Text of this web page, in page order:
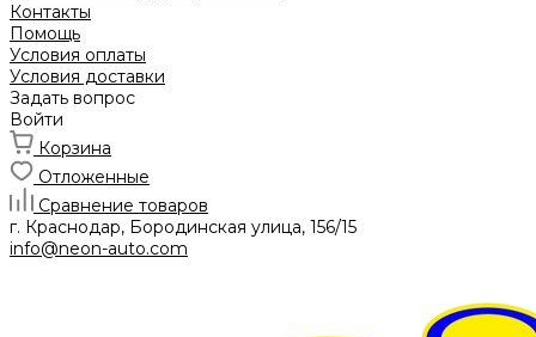
Контакты
Помощь
Условия оплаты
Условия доставки
Задать вопрос
Войти
Корзина
Отложенные
Сравнение товаров
г. Краснодар, Бородинская улица, 156/15
info@neon-auto.com